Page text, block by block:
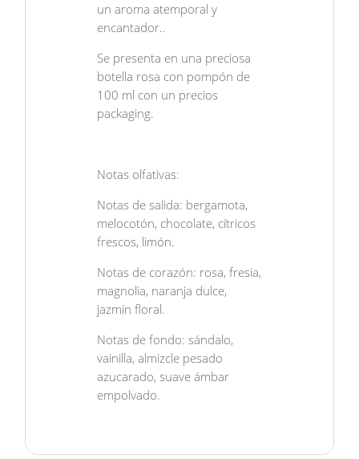
un aroma atemporal y
encantador..
Se presenta en una preciosa
botella rosa con pompón de
100 ml con un precios
packaging.
Notas olfativas:
Notas de salida: bergamota,
melocotón, chocolate, cítricos
frescos, limón.
Notas de corazón: rosa, fresia,
magnolia, naranja dulce,
jazmín floral.
Notas de fondo: sándalo,
vainilla, almizcle pesado
azucarado, suave ámbar
empolvado.